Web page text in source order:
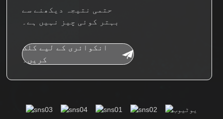
حتمی نتیجہ دیکھنے سے
بہتر کوئی چیز نہیں ہے۔
انکوائری کے لیے کلک
کریں۔